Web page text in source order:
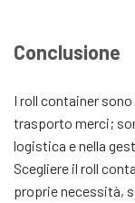
Conclusione
I roll container
trasporto merci;
logistica e nella
Scegliere il roll
proprie necessità,